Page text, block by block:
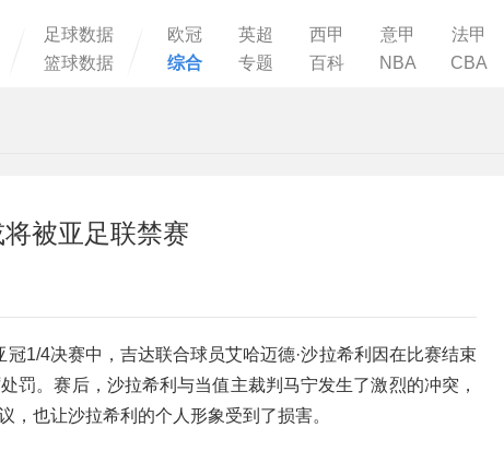
足球数据
篮球数据
欧冠 英超 西甲 意甲 法甲
综合
专题 百科 NBA CBA
被亚足联禁赛
1/4决赛中，吉达联合球员艾哈迈德·沙拉希利因在比赛结束
罚。赛后，沙拉希利与当值主裁判马宁发生了激烈的冲突，
也让沙拉希利的个人形象受到了损害。